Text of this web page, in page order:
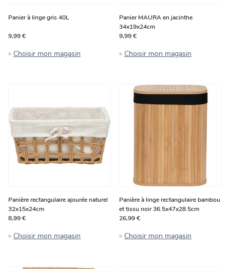
Panier à linge gris 40L
9,99 €
Choisir mon magasin
Panier MAURA en jacinthe
34x19x24cm
9,99 €
Choisir mon magasin
Panière rectangulaire ajourée naturel
32x15x24cm
8,99 €
Choisir mon magasin
Panière à linge rectangulaire bambou
et tissu noir 36.5x47x28.5cm
26,99 €
Choisir mon magasin